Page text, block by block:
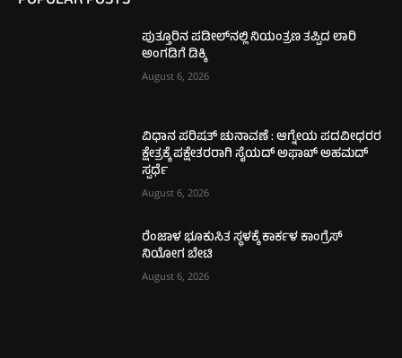
ಪುತ್ತೂರಿನ ಪಡೀಲ್‌ನಲ್ಲಿ ನಿಯಂತ್ರಣ ತಪ್ಪಿದ ಲಾರಿ
ಅಂಗಡಿಗೆ ಡಿಕ್ಕಿ
August 6, 2026
ವಿಧಾನ ಪರಿಷತ್ ಚುನಾವಣೆ : ಆಗ್ನೇಯ ಪದವೀಧರರ
ಕ್ಷೇತ್ರಕ್ಕೆ ಪಕ್ಷೇತರರಾಗಿ ಸೈಯದ್ ಅಫಾಖ್ ಅಹಮದ್
ಸ್ಪರ್ಧೆ
August 6, 2026
ರೆಂಜಾಳ ಭೂಕುಸಿತ ಸ್ಥಳಕ್ಕೆ ಕಾರ್ಕಳ ಕಾಂಗ್ರೆಸ್
ನಿಯೋಗ ಬೇಟಿ
August 6, 2026